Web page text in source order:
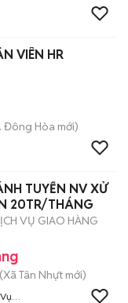
VIÊN HR
Đông Hòa mới)
TUYỂN NV XỬ
20TR/THÁNG
VỤ GIAO HÀNG
(Xã Tân Nhựt mới)